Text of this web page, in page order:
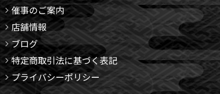
催事のご案内
店舗情報
ブログ
特定商取引法に基づく表記
プライバシーポリシー